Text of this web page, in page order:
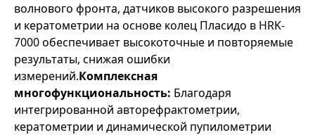
волнового фронта, датчиков высокого разрешения
и кератометрии на основе колец Пласидо в HRK-
7000 обеспечивает высокоточные и повторяемые
результаты, снижая ошибки
измерений.Комплексная
многофункциональность: Благодаря
интегрированной авторефрактометрии,
кератометрии и динамической пупилометрии